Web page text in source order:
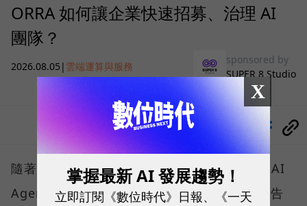
ORRA 如何讓企業快速招募、治理 AI
團隊？
2026.08.05 | 雲端運算與服務
sponsored by
SUPER 8 Studio
隨著微軟、Google、AWS 等巨頭紛紛喊出「AI
Agent將接管工作流程」，企業營運已正式宣告
X
掌握最新 AI 發展趨勢！
立即訂閱《數位時代》日報、《一天